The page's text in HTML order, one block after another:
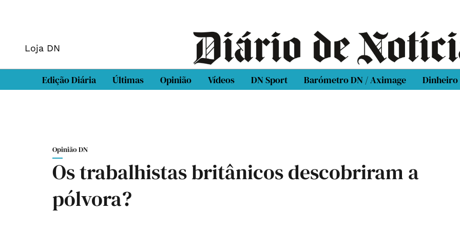
Loja DN
Edição Diária Últimas Opinião Vídeos DN Sport Barómetro DN / Aximage Dinheiro
Opinião DN
Os trabalhistas britânicos descobriram a
pólvora?